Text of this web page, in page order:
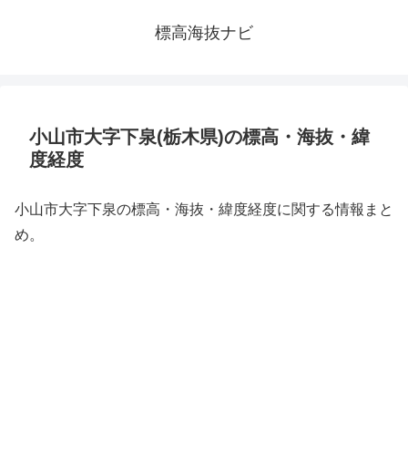
標高海抜ナビ
小山市大字下泉(栃木県)の標高・海抜・緯
度経度
小山市大字下泉の標高・海抜・緯度経度に関する情報まと
め。